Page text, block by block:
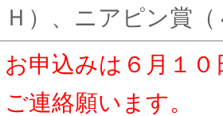
Ｈ）、ニアピン賞（
お申込みは６月１
ご連絡願います。